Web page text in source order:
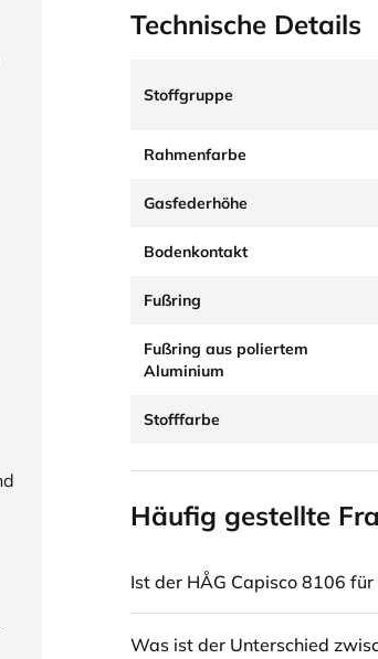
Technische Details
Stoffgruppe
Rahmenfarbe
Gasfederhöhe
Bodenkontakt
Fußring
Fußring aus poliertem
Aluminium
Stofffarbe
Häufig gestellte
Ist der HÅG Capisco 8106
Was ist der Unterschied